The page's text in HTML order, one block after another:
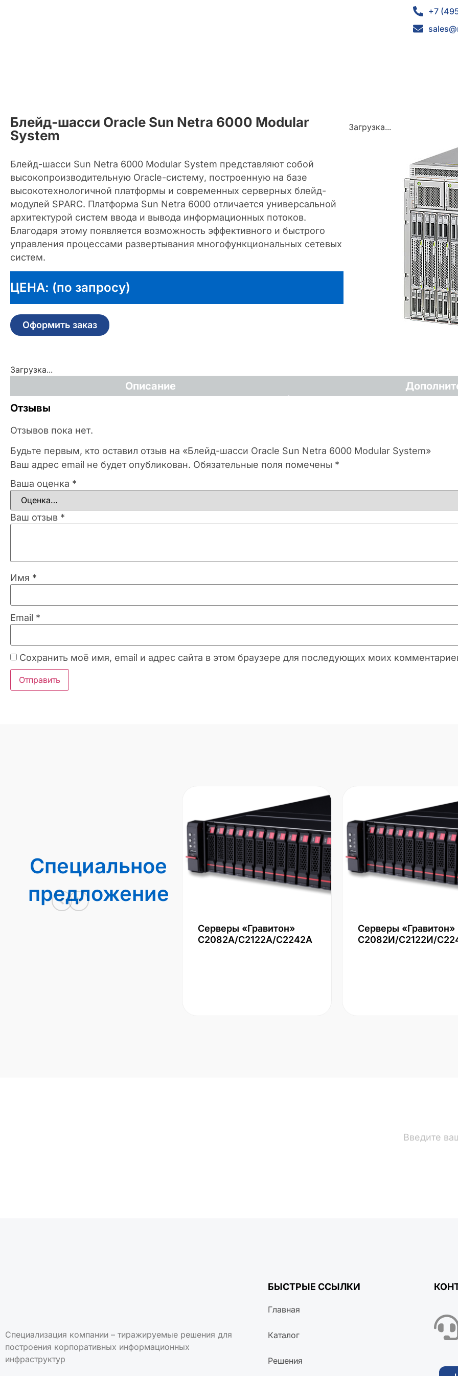
+7
Блейд-шасси Oracle Sun Netra 6000 Modular
System
Блейд-шасси Sun Netra 6000 Modular System представляют собой
высокопроизводительную Oracle-систему, построенную на базе
высокотехнологичной платформы и современных серверных блейд-
модулей SPARC. Платформа Sun Netra 6000 отличается универсальной
архитектурой систем ввода и вывода информационных потоков.
Благодаря этому появляется возможность эффективного и быстрого
управления процессами развертывания многофункциональных сетевых
систем.
ЦЕНА: (по запросу)
Оформить заказ
Загрузка...
Загрузка...
Описание
Отзывы
Отзывов пока нет.
Будьте первым, кто оставил отзыв на «Блейд-шасси Oracle Sun Netra 6000 Modular System»
Ваш адрес email не будет опубликован. Обязательные поля помечены *
Ваша оценка *
Ваш отзыв *
Имя *
Email *
Сохранить моё имя, email и адрес сайта в этом браузере для последующих моих
Специальное
предложение
Серверы «Гравитон»
С2082А/С2122А/С2242А
Серверы «Гравитон»
С2082И/С2122И/
Специализация компании – тиражируемые решения для
построения корпоративных информационных
инфраструктур
БЫСТРЫЕ ССЫЛКИ
Главная
Каталог
Решения